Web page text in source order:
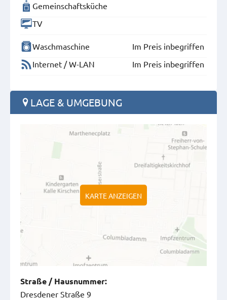
Gemeinschaftsküche
TV
Waschmaschine
Im Preis inbegriffen
Internet / W-LAN
Im Preis inbegriffen
LAGE & UMGEBUNG
KARTE ANZEIGEN
Straße / Hausnummer:
Dresdener Straße 9